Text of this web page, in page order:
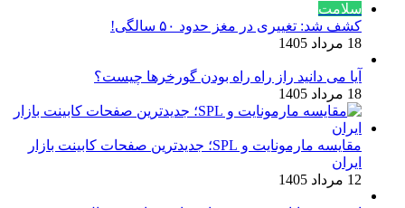
سلامت
کشف شد: تغییری در مغز حدود ۵۰ سالگی!
18 مرداد 1405
آیا می دانید راز راه‌ راه بودن گورخرها چیست؟
18 مرداد 1405
مقایسه مارمونایت و SPL؛ جدیدترین صفحات کابینت بازار
ایران
12 مرداد 1405